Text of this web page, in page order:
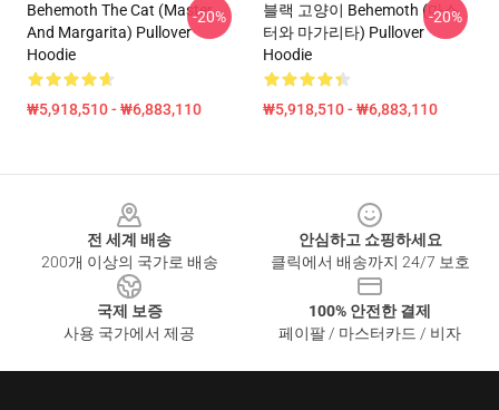
Behemoth The Cat (Master
And Margarita) Pullover
Hoodie
₩5,918,510 - ₩6,883,110
-20%
블랙 고양이 Behemoth (마스
터와 마가리타) Pullover
Hoodie
₩5,918,510 - ₩6,883,110
-20%
전 세계 배송
200개 이상의 국가로 배송
안심하고 쇼핑하세요
클릭에서 배송까지 24/7 보호
국제 보증
사용 국가에서 제공
100% 안전한 결제
페이팔 / 마스터카드 / 비자